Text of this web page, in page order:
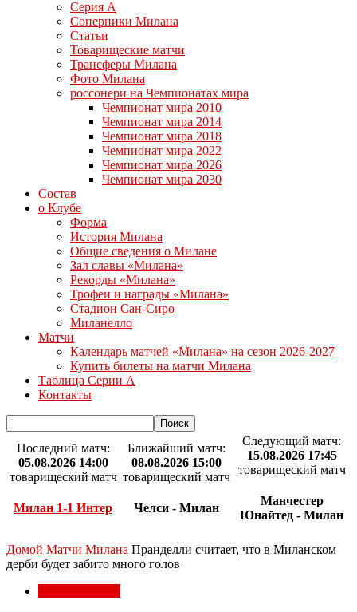
Серия А
Соперники Милана
Статьи
Товарищеские матчи
Трансферы Милана
Фото Милана
россонери на Чемпионатах мира
Чемпионат мира 2010
Чемпионат мира 2014
Чемпионат мира 2018
Чемпионат мира 2022
Чемпионат мира 2026
Чемпионат мира 2030
Состав
о Клубе
Форма
История Милана
Общие сведения о Милане
Зал славы «Милана»
Рекорды «Милана»
Трофеи и награды «Милана»
Стадион Сан-Сиро
Миланелло
Матчи
Календарь матчей «Милана» на сезон 2026-2027
Купить билеты на матчи Милана
Таблица Серии А
Контакты
Последний матч:
05.08.2026 14:00
товарищеский матч
Милан 1-1 Интер
Ближайший матч:
08.08.2026 15:00
товарищеский матч
Челси - Милан
Следующий матч:
15.08.2026 17:45
товарищеский матч
Манчестер
Юнайтед - Милан
Домой Матчи Милана Пранделли считает, что в Миланском
дерби будет забито много голов